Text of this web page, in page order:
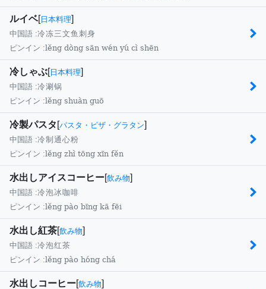
ルイベ[ 日本料理]
中国語 :冷冻三文鱼刺身
ピンイン :lěng dòng sān wén yú cì shēn
冷しゃぶ[ 日本料理]
中国語 :冷涮锅
ピンイン :lěng shuàn guō
冷製パスタ [パスタ・ピザ・グラタン]
中国語 :冷制通心粉
ピンイン :lěng zhì tōng xīn fěn
水出しアイスコーヒー[飲み物]
中国語 :冷泡冰咖啡
ピンイン :lěng pào bīng kā fēi
水出し紅茶[飲み物]
中国語 :冷泡红茶
ピンイン :lěng pào hóng chá
水出しコーヒー[飲み物]